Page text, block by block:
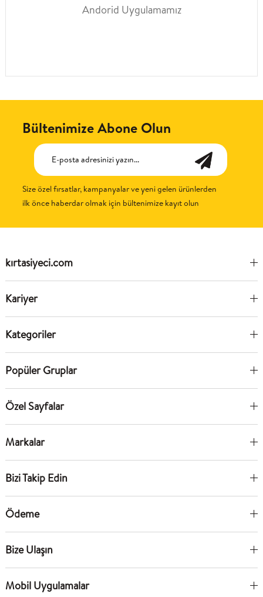
Andorid Uygulamamız
Bültenimize Abone Olun
Size özel fırsatlar, kampanyalar ve yeni gelen ürünlerden
ilk önce haberdar olmak için bültenimize kayıt olun
kırtasiyeci.com
Kariyer
Kategoriler
Popüler Gruplar
Özel Sayfalar
Markalar
Bizi Takip Edin
Ödeme
Bize Ulaşın
Mobil Uygulamalar